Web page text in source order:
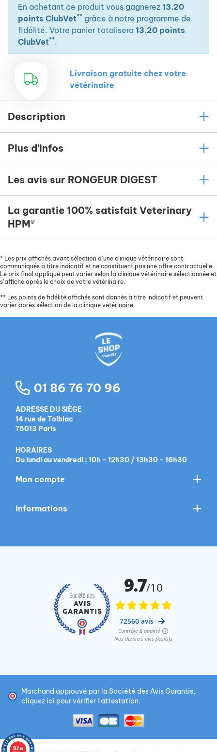
En achetant ce produit vous gagnerez 13.20
points ClubVet** grâce à notre programme de
fidélité. Votre panier totalisera 13.20 points
ClubVet**.
Livraison gratuite chez votre
vétérinaire
Description
Plus d'infos
Les avis sur RONGEUR DIGEST
La garantie 100% satisfait Veterinary
HPM®
* Les prix affichés avant sélection d’une clinique vétérinaire sont
communiqués à titre indicatif et ne constituent pas une offre contractuelle.
Le prix final appliqué peut varier selon la clinique vétérinaire sélectionnée et
s’affiche après le choix de votre vétérinaire.
** Les points de fidélité affichés sont donnés à titre indicatif et peuvent
varier après sélection de la clinique vétérinaire.
01 86 76 70 96
ADRESSE DU SIÈGE
14 rue de Tolbiac
75013 Paris
HORAIRES
Du lundi au vendredi : 10h - 12h30 / 13h30 - 16h30
Mon compte
Informations
Marchand approuvé par la Société des Avis Garantis,
cliquez ici pour vérifier l'attestation.
9.7/10